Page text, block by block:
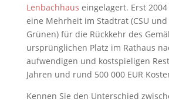
Lenbachhaus eingelagert. Erst
eine Mehrheit im Stadtrat (CSU
Grünen) für die Rückkehr des
ursprünglichen Platz im Rathaus
aufwendigen und kostspieligen
Jahren und rund 500 000 EUR
Kennen Sie den Unterschied